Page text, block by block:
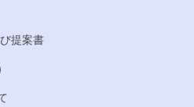
提案書